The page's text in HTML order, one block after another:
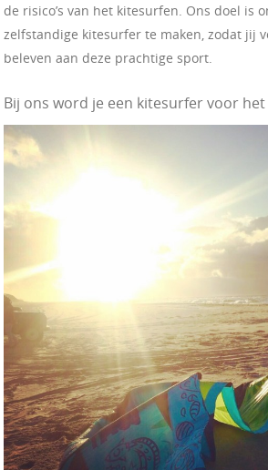
de risico’s van het kitesurfen. Ons doel is
zelfstandige kitesurfer te maken, zodat jij
beleven aan deze prachtige sport.
Bij ons word je een kitesurfer voor het